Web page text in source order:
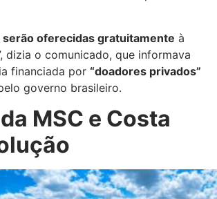
serão oferecidas gratuitamente à
dizia o comunicado, que informava
financiada por “doadores privados”
governo brasileiro.
MSC e Costa